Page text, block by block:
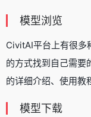
模型浏览
CivitAI平台上有很多
的方式找到自己需要
的详细介绍、使用教
模型下载